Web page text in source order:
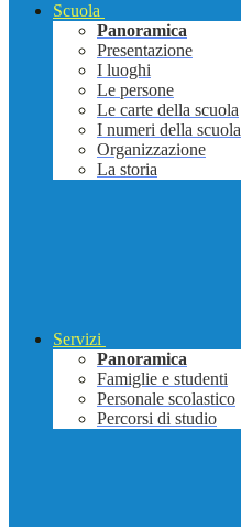
Scuola
Panoramica
Presentazione
I luoghi
Le persone
Le carte della scuola
I numeri della scuola
Organizzazione
La storia
Servizi
Panoramica
Famiglie e studenti
Personale scolastico
Percorsi di studio